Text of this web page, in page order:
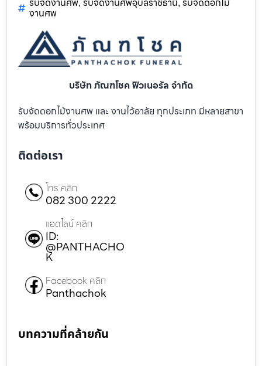
, ,
งานศพ
บริษัท ภัณฑโชค ฟิวเนอรัล จำกัด
รับจัดดอกไม้งานศพ และ งานไว้อาลัย ทุกประเภท มีหลายสาขา
พร้อมบริการทั่วประเทศ
ติดต่อเรา
โทร คลิก
082 300 2222
แอดไลน์ คลิก
ID:
@PANTHACHO
K
Facebook คลิก
Panthachok
บทความที่คล้ายกัน